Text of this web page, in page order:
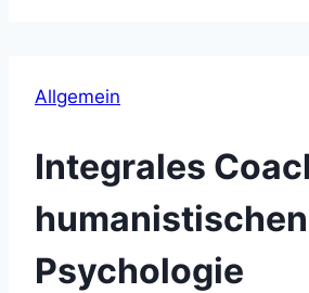
Allgemein
Integrales
humanistischen
Psychologie